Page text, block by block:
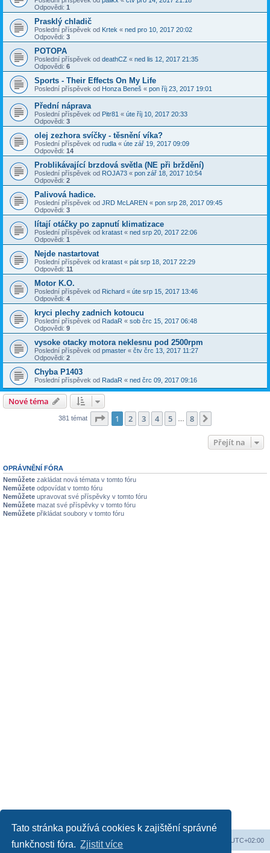
Tato stránka používá cookies k zajištění správné
funkčnosti fóra. Zjistit více
Odpovědi: 1
Prasklý chladič
Poslední příspěvek od Krtek « ned pro 10, 2017 20:02
Odpovědi: 3
POTOPA
Poslední příspěvek od deathCZ « ned lis 12, 2017 21:35
Odpovědi: 6
Sports - Their Effects On My Life
Poslední příspěvek od Honza Beneš « pon říj 23, 2017 19:01
Přední náprava
Poslední příspěvek od Pitr81 « úte říj 10, 2017 20:33
Odpovědi: 3
olej zezhora svíčky - těsnění víka?
Poslední příspěvek od rudla « úte zář 19, 2017 09:09
Odpovědi: 14
Problikávající brzdová světla (NE při brždění)
Poslední příspěvek od ROJA73 « pon zář 18, 2017 10:54
Odpovědi: 2
Palivová hadice.
Poslední příspěvek od JRD McLAREN « pon srp 28, 2017 09:45
Odpovědi: 3
lítají otáčky po zapnutí klimatizace
Poslední příspěvek od kratast « ned srp 20, 2017 22:06
Odpovědi: 1
Nejde nastartovat
Poslední příspěvek od kratast « pát srp 18, 2017 22:29
Odpovědi: 11
Motor K.O.
Poslední příspěvek od Richard « úte srp 15, 2017 13:46
Odpovědi: 4
kryci plechy zadnich kotoucu
Poslední příspěvek od RadaR « sob črc 15, 2017 06:48
Odpovědi: 9
vysoke otacky motora neklesnu pod 2500rpm
Poslední příspěvek od pmaster « čtv črc 13, 2017 11:27
Odpovědi: 2
Chyba P1403
Poslední příspěvek od RadaR « ned črc 09, 2017 09:16
Nové téma
381 témat Stránka z
1 2 3 4 5 8
Přejít na
OPRÁVNĚNÍ FÓRA
Nemůžete zakládat nová témata v tomto fóru
Nemůžete odpovídat v tomto fóru
Nemůžete upravovat své příspěvky v tomto fóru
Nemůžete mazat své příspěvky v tomto fóru
Nemůžete přikládat soubory v tomto fóru
Obsah fóra UTC+02:00